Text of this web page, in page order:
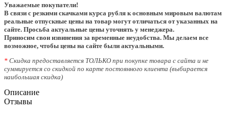
Уважаемые покупатели!
В связи с резкими скачками курса рубля к основным мировым валютам
реальные отпускные цены на товар могут отличаться от указанных на
сайте. Просьба актуальные цены уточнять у менеджера.
Приносим свои извинения за временные неудобства. Мы делаем все
возможное, чтобы цены на сайте были актуальными.
* Скидка предоставляется ТОЛЬКО при покупке товара с сайта и не
суммируется со скидкой по карте постоянного клиента (выбирается
наибольшая скидка)
Описание
Отзывы